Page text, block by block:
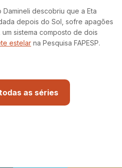
descobriu que a Eta
depois do Sol, sofre apagões
sistema composto de dois
estelar na Pesquisa FAPESP.
as séries